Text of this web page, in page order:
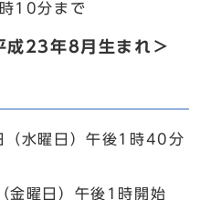
10分まで
成23年8月生まれ＞
水曜日）午後1時40分
金曜日）午後1時開始